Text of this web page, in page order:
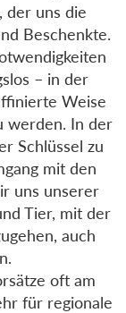
der uns die
Beschenkte.
– in der
Weise
werden. In der
Schlüssel zu
mit den
uns unserer
Tier, mit der
auch
oft am
für regionale